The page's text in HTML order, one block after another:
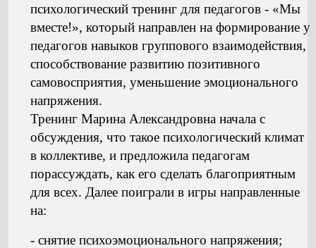
психологический тренинг для педагогов - «Мы
вместе!», который направлен на формирование у
педагогов навыков группового взаимодействия,
способствование развитию позитивного
самовосприятия, уменьшение эмоционального
напряжения.
Тренинг Марина Александровна начала с
обсуждения, что такое психологический климат
в коллективе, и предложила педагогам
порассуждать, как его сделать благоприятным
для всех. Далее поиграли в игры направленные
на:
- снятие психоэмоционального напряжения;